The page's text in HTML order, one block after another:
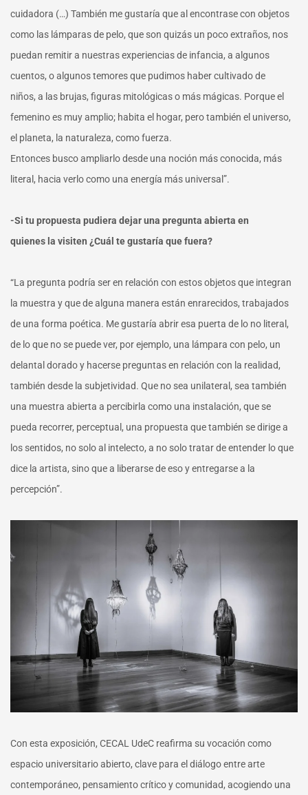
cuidadora (…) También me gustaría que al encontrase con objetos
como las lámparas de pelo, que son quizás un poco extraños, nos
puedan remitir a nuestras experiencias de infancia, a algunos
cuentos, o algunos temores que pudimos haber cultivado de
niños, a las brujas, figuras mitológicas o más mágicas. Porque el
femenino es muy amplio; habita el hogar, pero también el universo,
el planeta, la naturaleza, como fuerza.
Entonces busco ampliarlo desde una noción más conocida, más
literal, hacia verlo como una energía más universal”.
-Si tu propuesta pudiera dejar una pregunta abierta en
quienes la visiten ¿Cuál te gustaría que fuera?
“La pregunta podría ser en relación con estos objetos que integran
la muestra y que de alguna manera están enrarecidos, trabajados
de una forma poética. Me gustaría abrir esa puerta de lo no literal,
de lo que no se puede ver, por ejemplo, una lámpara con pelo, un
delantal dorado y hacerse preguntas en relación con la realidad,
también desde la subjetividad. Que no sea unilateral, sea también
una muestra abierta a percibirla como una instalación, que se
pueda recorrer, perceptual, una propuesta que también se dirige a
los sentidos, no solo al intelecto, a no solo tratar de entender lo que
dice la artista, sino que a liberarse de eso y entregarse a la
percepción”.
Con esta exposición, CECAL UdeC reafirma su vocación como
espacio universitario abierto, clave para el diálogo entre arte
contemporáneo, pensamiento crítico y comunidad, acogiendo una